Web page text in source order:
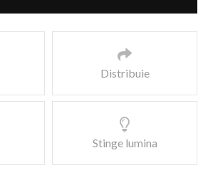
Distribuie
Stinge lumina